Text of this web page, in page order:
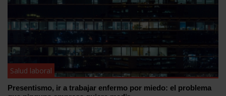
Salud laboral
Presentismo, ir a trabajar enfermo por miedo: el problema